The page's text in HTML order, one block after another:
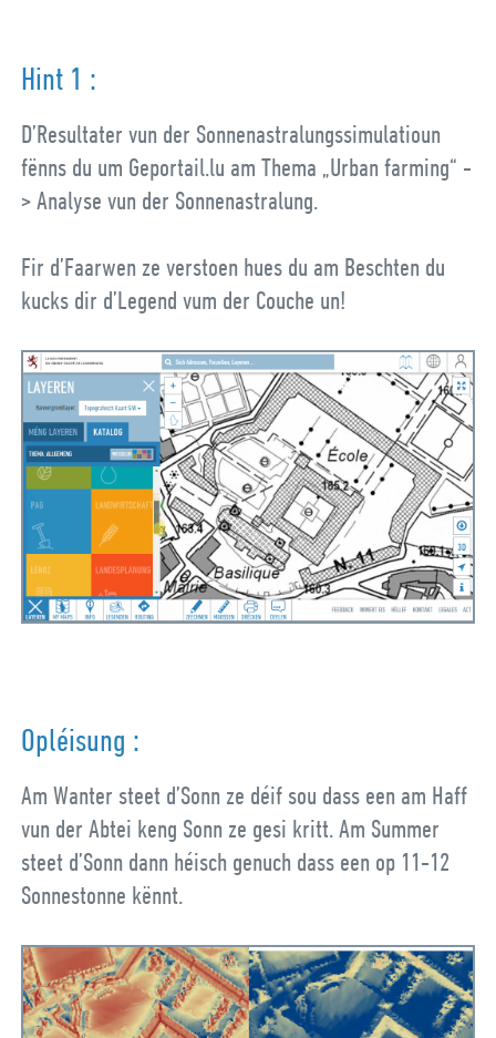
Hint 1 :
D’Resultater vun der Sonnenastralungssimulatioun
fënns du um Geportail.lu am Thema „Urban farming“ -
> Analyse vun der Sonnenastralung.
Fir d’Faarwen ze verstoen hues du am Beschten du
kucks dir d’Legend vum der Couche un!
Opléisung :
Am Wanter steet d’Sonn ze déif sou dass een am Haff
vun der Abtei keng Sonn ze gesi kritt. Am Summer
steet d’Sonn dann héisch genuch dass een op 11-12
Sonnestonne kënnt.